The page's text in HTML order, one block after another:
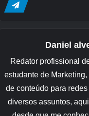
Esta postura de
Depois de alguns
em um segundo
começará a
benefícios, mas
Depois de um